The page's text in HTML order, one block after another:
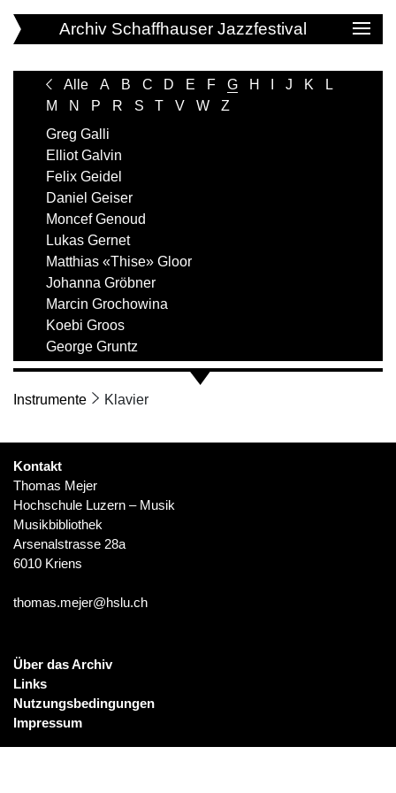
Archiv Schaffhauser Jazzfestival
Alle A B C D E F G H J K
L
M
N P R S T V W
Z
Greg Galli
Elliot Galvin
Felix Geidel
Daniel Geiser
Moncef Genoud
Lukas Gernet
Matthias «Thise» Gloor
Johanna Gröbner
Marcin Grochowina
Koebi Groos
George Gruntz
Instrumente Klavier
Kontakt
Thomas Mejer
Hochschule Luzern – Musik
Musikbibliothek
Arsenalstrasse 28a
6010 Kriens
thomas.mejer@hslu.ch
Über das Archiv
Links
Nutzungsbedingungen
Impressum